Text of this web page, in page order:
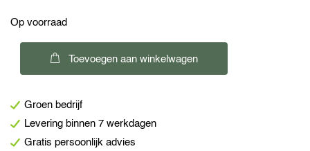
Op voorraad
gats
opbouwframe
aantal
Toevoegen aan winkelwagen
Groen bedrijf
Levering binnen 7 werkdagen
Gratis persoonlijk advies